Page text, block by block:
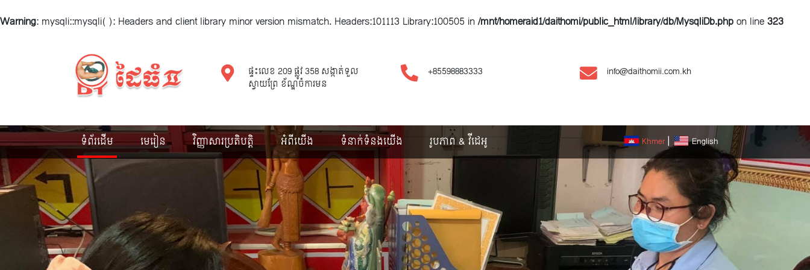
Warning: mysqli::mysqli(): Headers and client library minor version mismatch. Headers:101113 Library:100505 in/mnt/homeraid1/daithomi/public_html/library/db/MysqliDb.phpon line323
ផ្ទះលេខ 209 ផ្លូវ​ 358 សង្កាត់ទួល
ស្វាយព្រែ ខ័ណ្ឌចំការមន
+85598883333 info@daithomii.com.kh
Khmer English
ទំព័រដើម មេរៀន វិញ្ញាសារប្រតិបត្តិ អំពីយើង ទំនាក់ទំនងយើង រូបភាព & វីដេអូ